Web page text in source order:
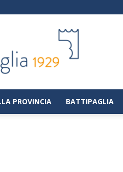
|
Notizie
dalla
città
di PROVINCIA BATTIPAGLIA